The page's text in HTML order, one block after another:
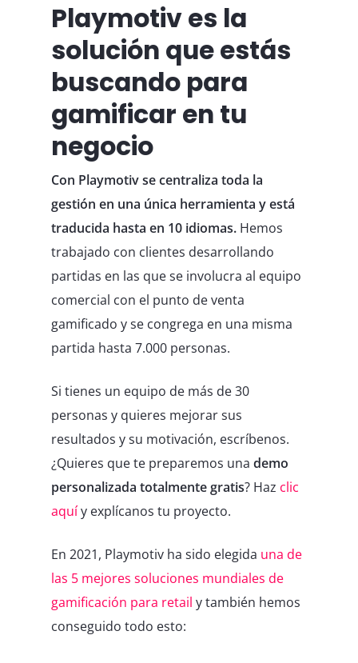
Playmotiv es la
solución que estás
buscando para
gamificar en tu
negocio
Con Playmotiv se centraliza toda la
gestión en una única herramienta y está
traducida hasta en 10 idiomas. Hemos
trabajado con clientes desarrollando
partidas en las que se involucra al equipo
comercial con el punto de venta
gamificado y se congrega en una misma
partida hasta 7.000 personas.
Si tienes un equipo de más de 30
personas y quieres mejorar sus
resultados y su motivación, escríbenos.
¿Quieres que te preparemos unademo
personalizada totalmente gratis? Haz clic
aquíy explícanos tu proyecto.
En 2021, Playmotiv ha sido elegida una de
las 5 mejores soluciones mundiales de
gamificación para retail y también hemos
conseguido todo esto: